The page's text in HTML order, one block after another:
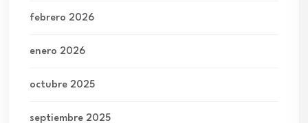
febrero 2026
enero 2026
octubre 2025
septiembre 2025